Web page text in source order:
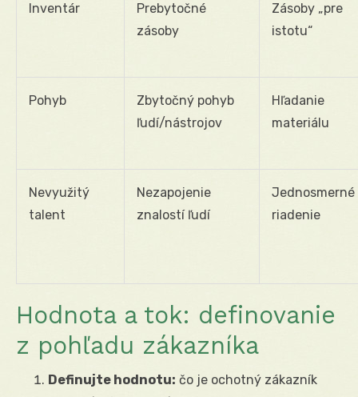
Inventár
Prebytočné
zásoby
Zásoby „pre
istotu“
Pohyb
Zbytočný pohyb
ľudí/nástrojov
Hľadanie
materiálu
Nevyužitý
talent
Nezapojenie
znalostí ľudí
Jednosmerné
riadenie
Hodnota a tok: definovanie
z pohľadu zákazníka
Definujte hodnotu: čo je ochotný zákazník